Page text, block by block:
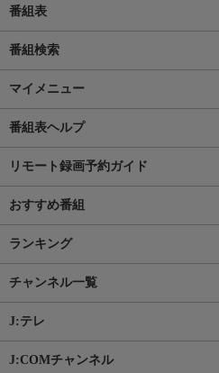
番組表
番組検索
マイメニュー
番組表ヘルプ
リモート録画予約ガイド
おすすめ番組
ランキング
チャンネル一覧
J:テレ
J:COMチャンネル